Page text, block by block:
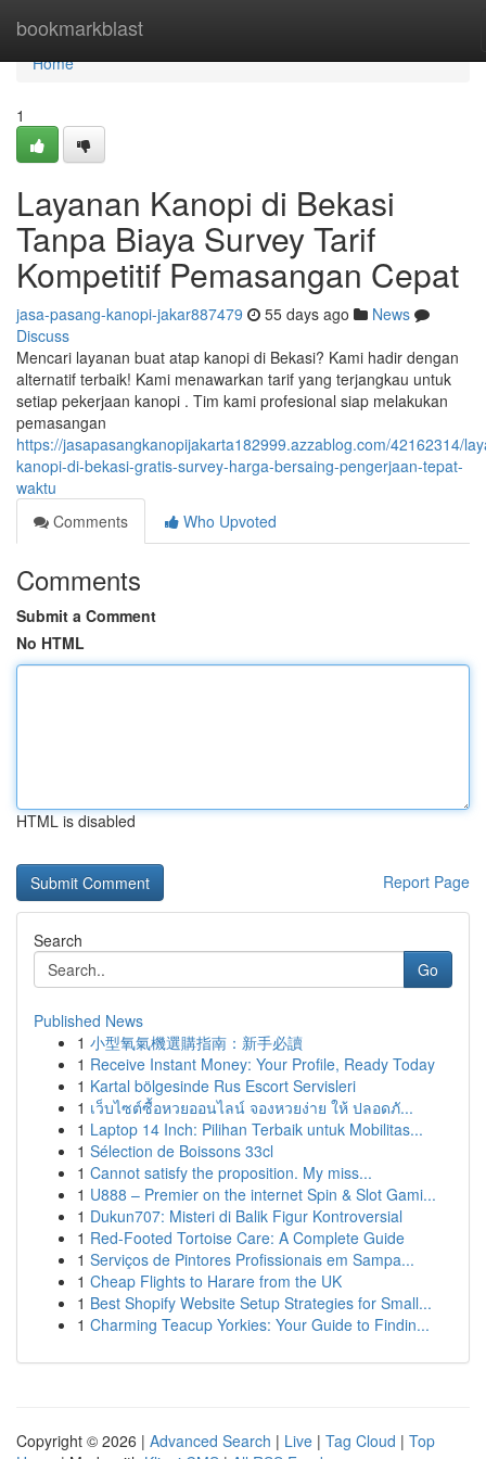
bookmarkblast
Home
Home
1
Layanan Kanopi di Bekasi
Tanpa Biaya Survey Tarif
Kompetitif Pemasangan Cepat
jasa-pasang-kanopi-jakar887479 55 days ago
News
Discuss
Mencari layanan buat atap kanopi di Bekasi? Kami hadir dengan
alternatif terbaik! Kami menawarkan tarif yang terjangkau untuk
setiap pekerjaan kanopi . Tim kami profesional siap melakukan
pemasangan
https://jasapasangkanopijakarta182999.azzablog.com/42162314/
kanopi-di-bekasi-gratis-survey-harga-bersaing-pengerjaan-tepat-
waktu
Comments
Who Upvoted
Comments
Submit a Comment
No HTML
HTML is disabled
Report Page
Search
Go
Published News
1 小型氧氣機選購指南：新手必讀
1 Receive Instant Money: Your Profile, Ready Today
1 Kartal bölgesinde Rus Escort Servisleri
1 เว็บไซต์ซื้อหวยออนไลน์ จองหวยง่าย ให้ ปลอดภั...
1 Laptop 14 Inch: Pilihan Terbaik untuk Mobilitas...
1 Sélection de Boissons 33cl
1 Cannot satisfy the proposition. My miss...
1 U888 – Premier on the internet Spin & Slot Gami...
1 Dukun707: Misteri di Balik Figur Kontroversial
1 Red-Footed Tortoise Care: A Complete Guide
1 Serviços de Pintores Profissionais em Sampa...
1 Cheap Flights to Harare from the UK
1 Best Shopify Website Setup Strategies for Small...
1 Charming Teacup Yorkies: Your Guide to Findin...
Copyright © 2026 | Advanced Search | Live | Tag Cloud | Top